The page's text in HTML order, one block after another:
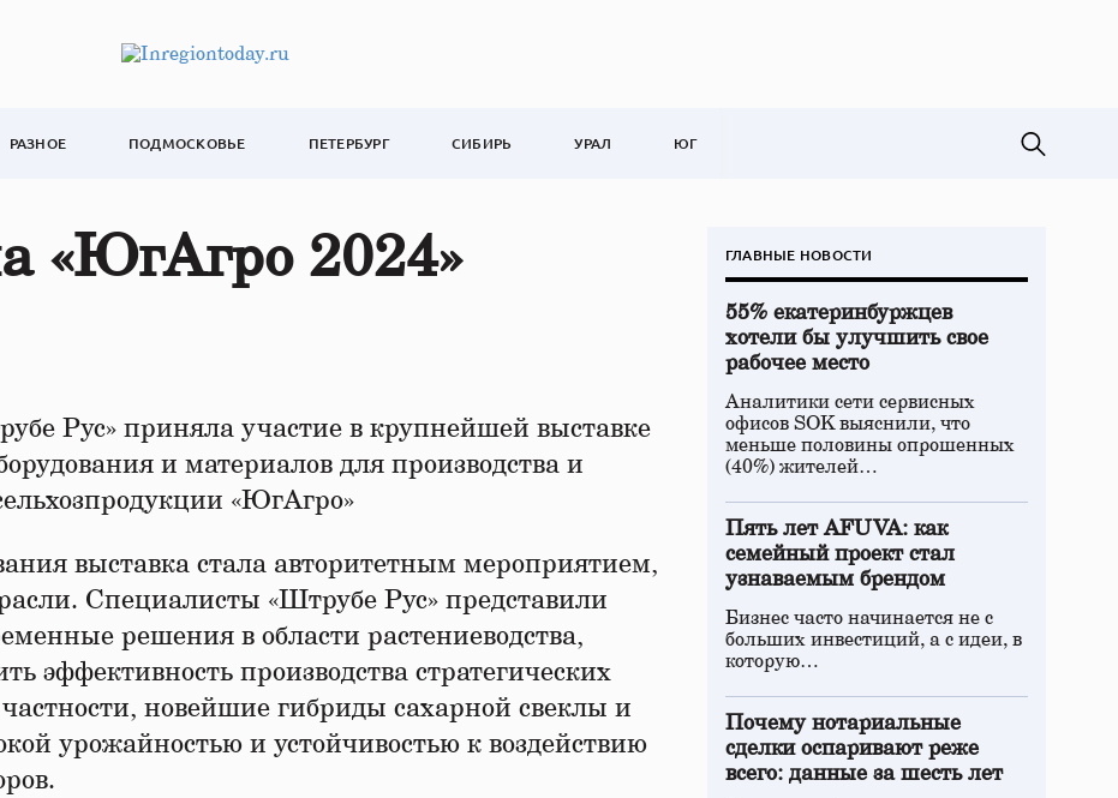
РАЗНОЕ ПОДМОСКОВЬЕ ПЕТЕРБУРГ СИБИРЬ УРАЛ ЮГ
«ЮгАгро 2024»
Рус» приняла участие в крупнейшей выставке
и материалов для производства и
«ЮгАгро»
выставка стала авторитетным мероприятием,
Специалисты «Штрубе Рус» представили
решения в области растениеводства,
эффективность производства стратегических
частности, новейшие гибриды сахарной свеклы и
урожайностью и устойчивостью к воздействию
ГЛАВНЫЕ НОВОСТИ
55% екатеринбуржцев
хотели бы улучшить свое
рабочее место
Аналитики сети сервисных
офисов SOK выяснили, что
меньше половины опрошенных
(40%) жителей…
Пять лет AFUVA: как
семейный проект стал
узнаваемым брендом
Бизнес часто начинается не с
больших инвестиций, а с идеи, в
которую…
Почему нотариальные
сделки оспаривают реже
всего: данные за шесть лет